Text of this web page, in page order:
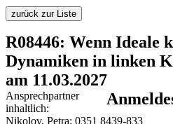
zurück zur Liste
R08446: Wenn Ideale
Dynamiken in linken
am 11.03.2027
Ansprechpartner
inhaltlich:
Nikolov, Petra; 0351 8439-833